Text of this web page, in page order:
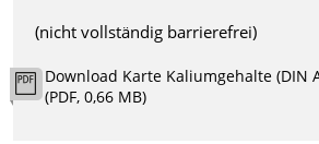
(nicht vollständig barrierefrei)
Download Karte Kaliumgehalte (DIN
(PDF, 0,66 MB)